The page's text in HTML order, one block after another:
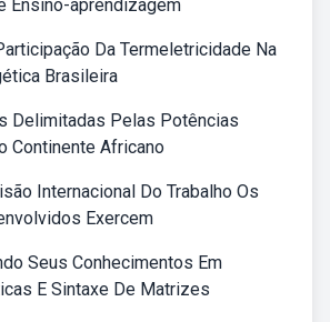
Ensino-aprendizagem
Da Termeletricidade Na
Brasileira
Delimitadas Pelas Potências
Continente Africano
Internacional Do Trabalho Os
Exercem
Seus Conhecimentos Em
E Sintaxe De Matrizes